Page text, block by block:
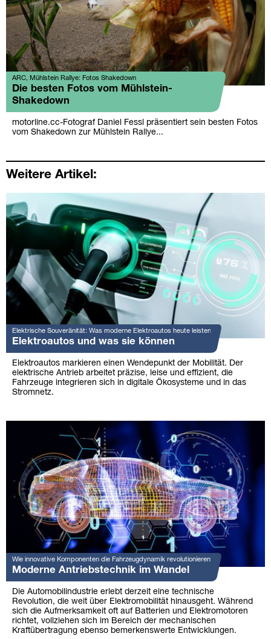
ARC, Mühlstein Rallye: Fotos Shakedown
Die besten Fotos vom Mühlstein-
Shakedown
motorline.cc-Fotograf Daniel Fessl präsentiert sein besten Fotos
vom Shakedown zur Mühlstein Rallye...
Weitere Artikel:
Elektrische Souveränität: Was moderne Elektroautos heute leisten
Elektroautos und was sie können
Elektroautos markieren einen Wendepunkt der Mobilität. Der
elektrische Antrieb arbeitet präzise, leise und effizient, die
Fahrzeuge integrieren sich in digitale Ökosysteme und in das
Stromnetz.
Wie innovative Komponenten die Fahrzeugdynamik revolutionieren
Moderne Antriebstechnik im Wandel
Die Automobilindustrie erlebt derzeit eine technische
Revolution, die weit über Elektromobilität hinausgeht. Während
sich die Aufmerksamkeit oft auf Batterien und Elektromotoren
richtet, vollziehen sich im Bereich der mechanischen
Kraftübertragung ebenso bemerkenswerte Entwicklungen.